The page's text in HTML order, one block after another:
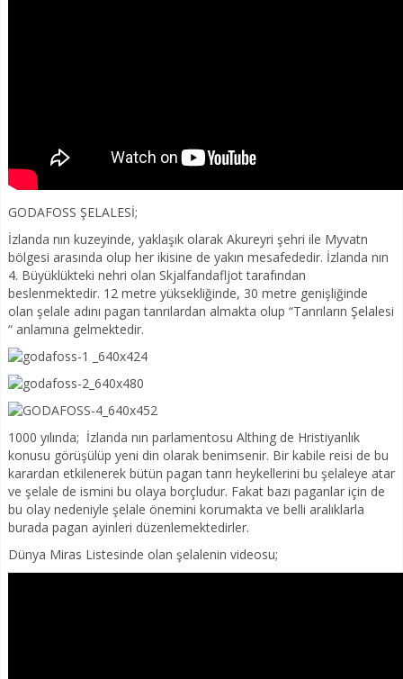
GODAFOSS ŞELALESİ;
İzlanda nın kuzeyinde, yaklaşık olarak Akureyri şehri ile Myvatn
bölgesi arasında olup her ikisine de yakın mesafededir. İzlanda nın
4. Büyüklükteki nehri olan Skjalfandafljot tarafından
beslenmektedir. 12 metre yüksekliğinde, 30 metre genişliğinde
olan şelale adını pagan tanrılardan almakta olup “Tanrıların Şelalesi
“ anlamına gelmektedir.
1000 yılında; İzlanda nın parlamentosu Althing de Hristiyanlık
konusu görüşülüp yeni din olarak benimsenir. Bir kabile reisi de bu
karardan etkilenerek bütün pagan tanrı heykellerini bu şelaleye atar
ve şelale de ismini bu olaya borçludur. Fakat bazı paganlar için de
bu olay nedeniyle şelale önemini korumakta ve belli aralıklarla
burada pagan ayinleri düzenlemektedirler.
Dünya Miras Listesinde olan şelalenin videosu;